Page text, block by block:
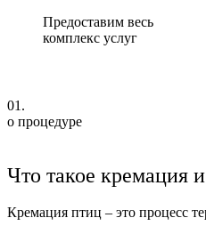
Предоставим весь
комплекс услуг
01.
о процедуре
Что такое кремация
Кремация птиц – это процесс